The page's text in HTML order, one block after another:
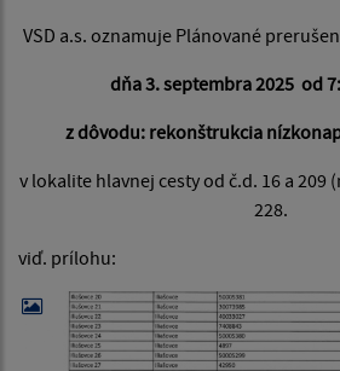
VSD a.s. oznamuje Plánované
dňa 3. septembra 2025 od
z dôvodu: rekonštrukcia
v lokalite hlavnej cesty od č.d. 16 a 209
228.
viď. prílohu: